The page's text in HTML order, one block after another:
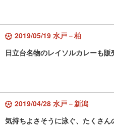
2019/05/19 水戸－柏
日立台名物のレイソルカレーも販
2019/04/28 水戸－新潟
気持ちよさそうに泳ぐ、たくさん